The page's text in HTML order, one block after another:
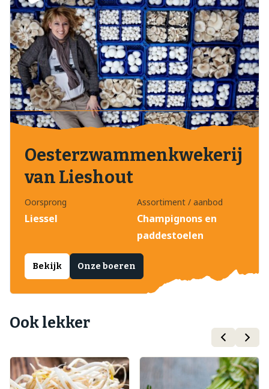
Oesterzwammenkwekerij
van Lieshout
Oorsprong
Liessel
Assortiment / aanbod
Champignons en
paddestoelen
Bekijk Onze boeren
Ook lekker